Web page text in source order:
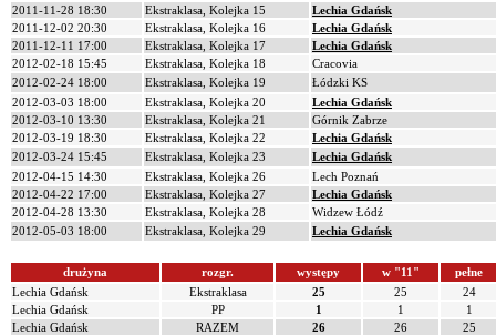
2011-11-28 18:30
Ekstraklasa, Kolejka 15
Lechia Gdańsk
2011-12-02 20:30
Ekstraklasa, Kolejka 16
Lechia Gdańsk
2011-12-11 17:00
Ekstraklasa, Kolejka 17
Lechia Gdańsk
2012-02-18 15:45
Ekstraklasa, Kolejka 18
Cracovia
2012-02-24 18:00
Ekstraklasa, Kolejka 19
Łódzki KS
2012-03-03 18:00
Ekstraklasa, Kolejka 20
Lechia Gdańsk
2012-03-10 13:30
Ekstraklasa, Kolejka 21
Górnik Zabrze
2012-03-19 18:30
Ekstraklasa, Kolejka 22
Lechia Gdańsk
2012-03-24 15:45
Ekstraklasa, Kolejka 23
Lechia Gdańsk
2012-04-15 14:30
Ekstraklasa, Kolejka 26
Lech Poznań
2012-04-22 17:00
Ekstraklasa, Kolejka 27
Lechia Gdańsk
2012-04-28 13:30
Ekstraklasa, Kolejka 28
Widzew Łódź
2012-05-03 18:00
Ekstraklasa, Kolejka 29 Lechia Gdańsk
drużyna rozgr. występy w "11"
pełne
Lechia Gdańsk
Ekstraklasa 25 25
24
Lechia Gdańsk
PP 1 1
1
Lechia Gdańsk
RAZEM 26 26 25